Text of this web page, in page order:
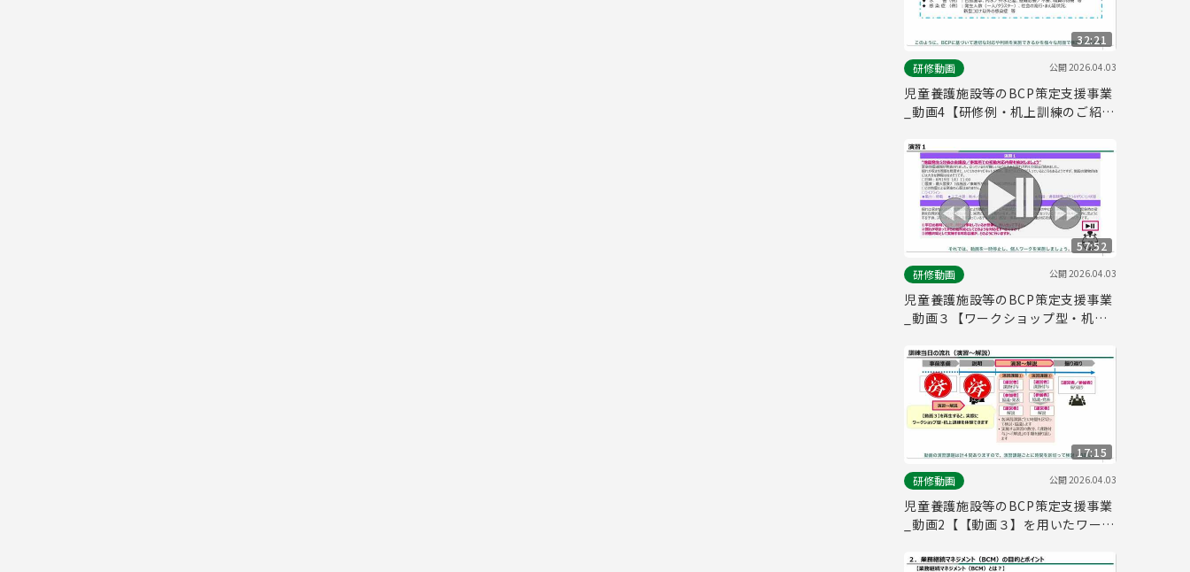
32:21
研修動画
公開2026.04.03
児童養護施設等のBCP策定支援事業
_動画4【研修例・机上訓練のご紹介
57:52
研修動画
公開2026.04.03
児童養護施設等のBCP策定支援事業
_動画３【ワークショップ型・机上
向け）】
17:15
研修動画
公開2026.04.03
児童養護施設等のBCP策定支援事業
_動画2【【動画３】を用いたワーク
ついて（研修・訓練企画者向け）】